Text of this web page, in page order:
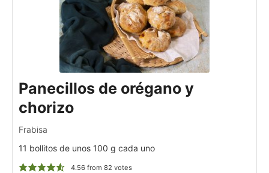
Panecillos de orégano y
chorizo
Frabisa
11 bollitos de unos 100 g cada uno
4.56from 82 votes